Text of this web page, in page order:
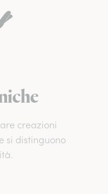
creazioni
si distinguono